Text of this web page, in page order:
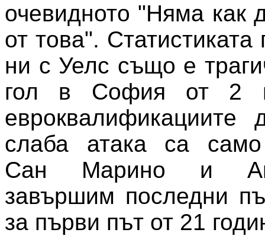
очевидното "Няма как
от това".
ни с Уелс също е
гол в София от 2
евроквалификациите
слаба атака са
Сан Марино и
завършим последни
за първи път от 21